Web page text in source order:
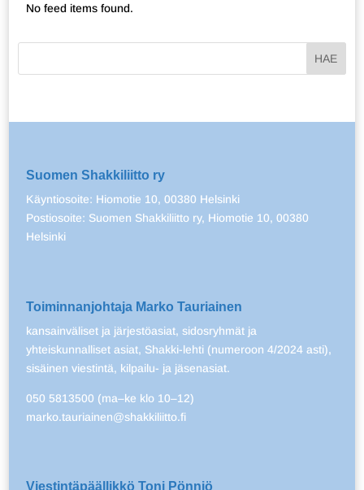
No feed items found.
Suomen Shakkiliitto ry
Käyntiosoite: Hiomotie 10, 00380 Helsinki
Postiosoite: Suomen Shakkiliitto ry, Hiomotie 10, 00380
Helsinki
Toiminnanjohtaja Marko Tauriainen
kansainväliset ja järjestöasiat, sidosryhmät ja
yhteiskunnalliset asiat, Shakki-lehti (numeroon 4/2024 asti),
sisäinen viestintä, kilpailu- ja jäsenasiat.
050 5813500 (ma–ke klo 10–12)
marko.tauriainen@shakkiliitto.fi
Viestintäpäällikkö Toni Pönniö